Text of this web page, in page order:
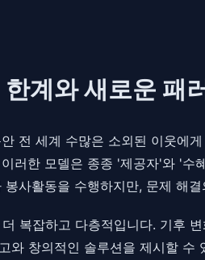
계와 새로운 패
전 세계 수많은 소외된 이웃에
러한 모델은 종종 '제공자'와 '
사활동을 수행하지만, 문제 해
복잡하고 다층적입니다. 기후
와 창의적인 솔루션을 제시할 수